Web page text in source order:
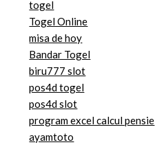
togel
Togel Online
misa de hoy
Bandar Togel
biru777 slot
pos4d togel
pos4d slot
program excel calcul pensie
ayamtoto